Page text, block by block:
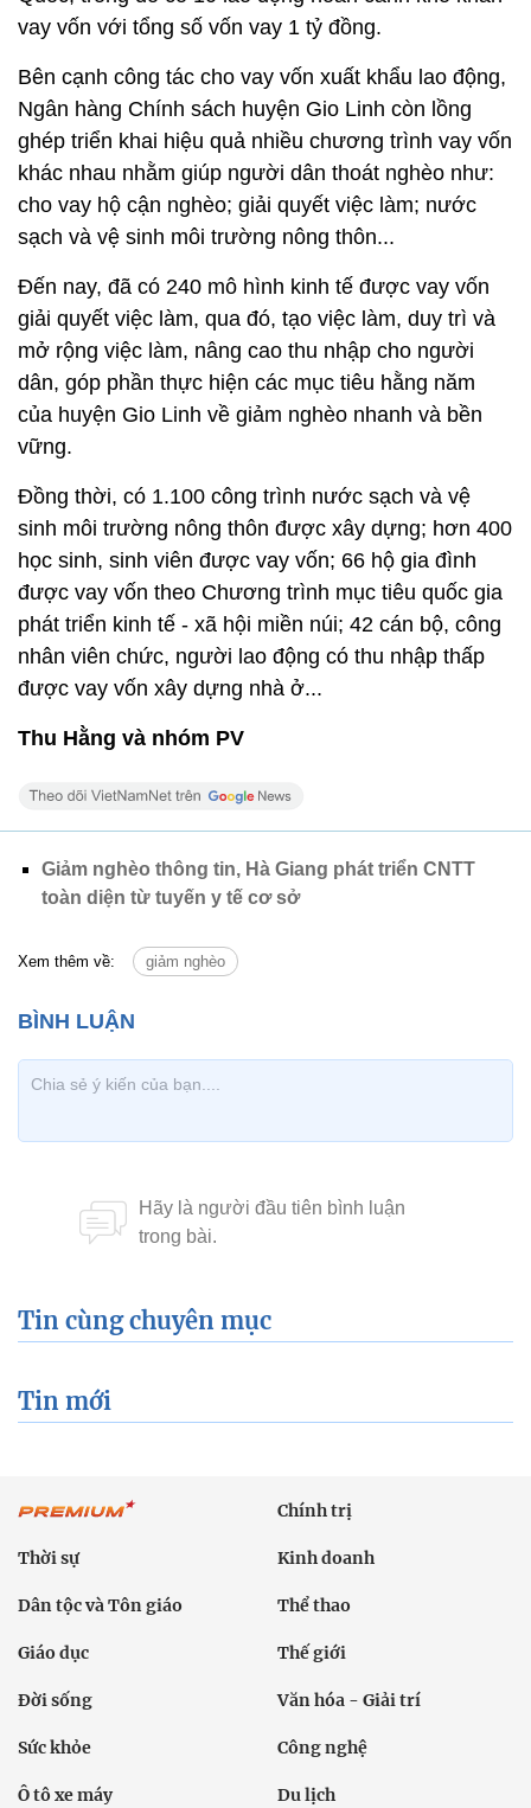
vay vốn với tổng số vốn vay 1 tỷ đồng.
Bên cạnh công tác cho vay vốn xuất khẩu lao động,
Ngân hàng Chính sách huyện Gio Linh còn lồng
ghép triển khai hiệu quả nhiều chương trình vay vốn
khác nhau nhằm giúp người dân thoát nghèo như:
cho vay hộ cận nghèo; giải quyết việc làm; nước
sạch và vệ sinh môi trường nông thôn...
Đến nay, đã có 240 mô hình kinh tế được vay vốn
giải quyết việc làm, qua đó, tạo việc làm, duy trì và
mở rộng việc làm, nâng cao thu nhập cho người
dân, góp phần thực hiện các mục tiêu hằng năm
của huyện Gio Linh về giảm nghèo nhanh và bền
vững.
Đồng thời, có 1.100 công trình nước sạch và vệ
sinh môi trường nông thôn được xây dựng; hơn 400
học sinh, sinh viên được vay vốn; 66 hộ gia đình
được vay vốn theo Chương trình mục tiêu quốc gia
phát triển kinh tế - xã hội miền núi; 42 cán bộ, công
nhân viên chức, người lao động có thu nhập thấp
được vay vốn xây dựng nhà ở...
Thu Hằng và nhóm PV
Giảm nghèo thông tin, Hà Giang phát triển CNTT
toàn diện từ tuyến y tế cơ sở
Xem thêm về: giảm nghèo
Tin cùng chuyên mục
Tin mới
Chính trị
Thời sự Kinh doanh
Dân tộc và Tôn giáo Thể thao
Giáo dục Thế giới
Đời sống Văn hóa - Giải trí
Sức khỏe Công nghệ
Ô tô xe máy Du lịch